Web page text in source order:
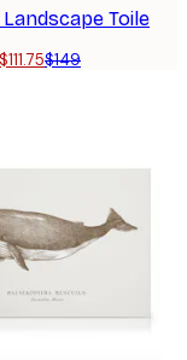
Toile
$149